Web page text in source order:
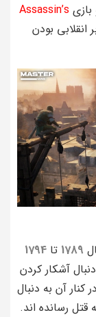
Assassin’s
انقلابی بودن
1789 تا 1794
آشکار کردن
آن به دنبال
قتل رسانده اند.